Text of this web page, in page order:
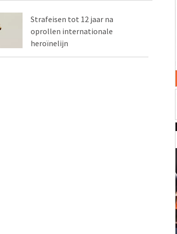
Strafeisen tot 12 jaar na
oprollen internationale
heroïnelijn